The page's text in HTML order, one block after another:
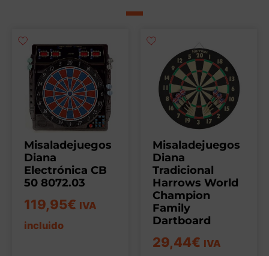
Misaladejuegos
Diana
Electrónica CB
50 8072.03
119,95€ IVA
incluido
Misaladejuegos
Diana
Tradicional
Harrows World
Champion
Family
Dartboard
29,44€ IVA